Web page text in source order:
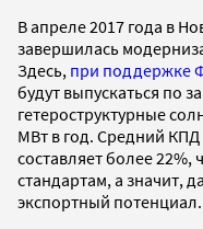
В апреле 2017 года в
завершилась
Здесь, при поддержке
будут выпускаться по
гетероструктурные
МВт в год. Средний
составляет более
стандартам, а значит,
экспортный потенциал.